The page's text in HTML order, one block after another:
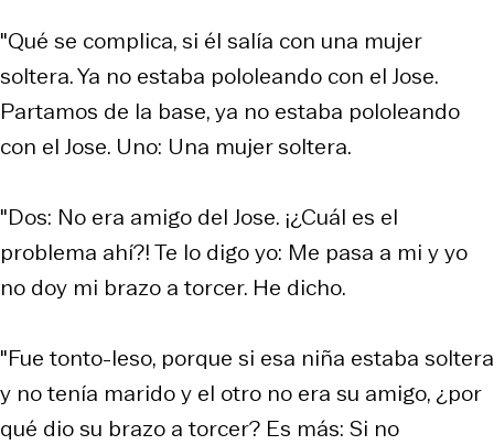
"Qué se complica, si él salía con una mujer
soltera. Ya no estaba pololeando con el Jose.
Partamos de la base, ya no estaba pololeando
con el Jose. Uno: Una mujer soltera.
"Dos: No era amigo del Jose. ¡¿Cuál es el
problema ahí?! Te lo digo yo: Me pasa a mi y yo
no doy mi brazo a torcer. He dicho.
"Fue tonto-leso, porque si esa niña estaba soltera
y no tenía marido y el otro no era su amigo, ¿por
qué dio su brazo a torcer? Es más: Si no